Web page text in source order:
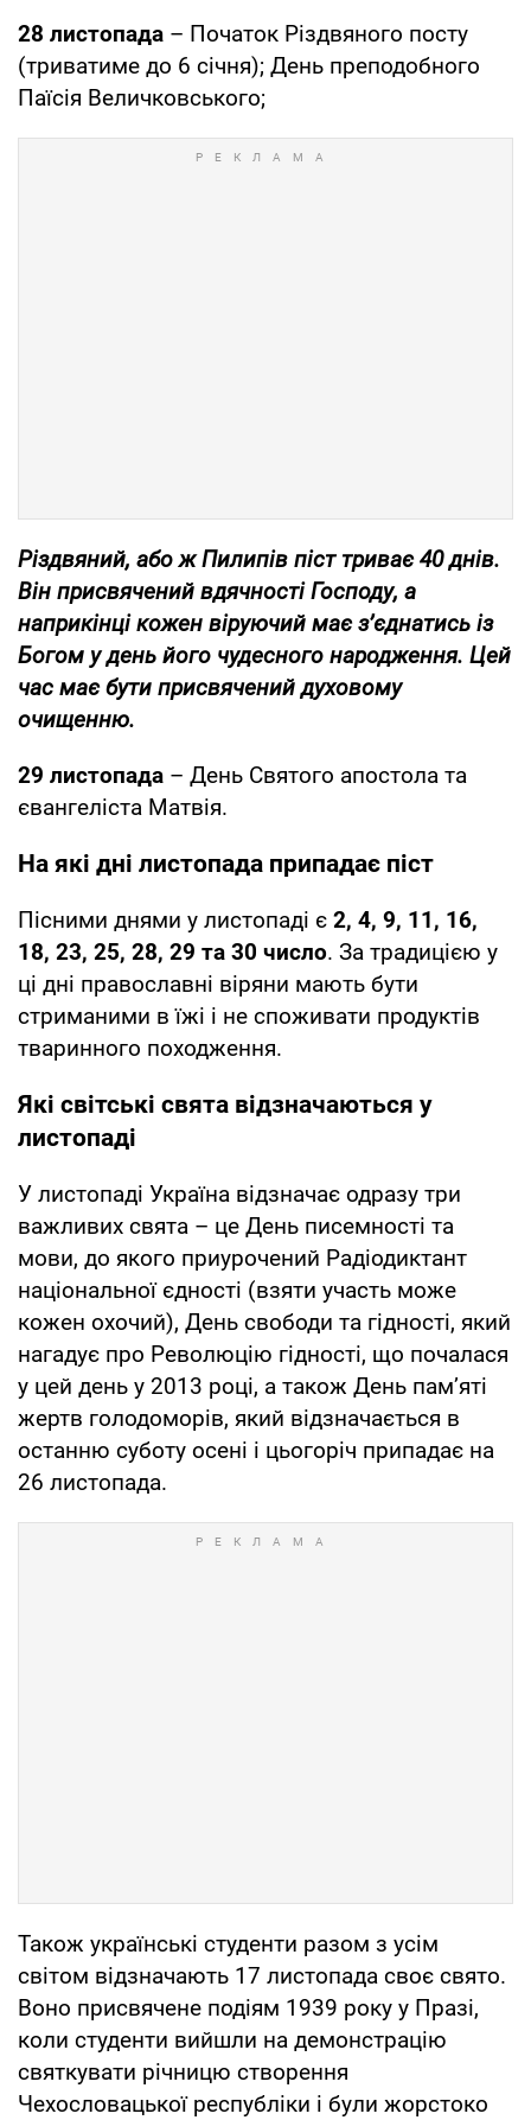
28 листопада – Початок Різдвяного посту
(триватиме до 6 січня); День преподобного
Паїсія Величковського;
Різдвяний, або ж Пилипів піст триває 40 днів.
Він присвячений вдячності Господу, а
наприкінці кожен віруючий має з’єднатись із
Богом у день його чудесного народження. Цей
час має бути присвячений духовому
очищенню.
29 листопада – День Святого апостола та
євангеліста Матвія.
На які дні листопада припадає піст
Пісними днями у листопаді є 2, 4, 9, 11, 16,
18, 23, 25, 28, 29 та 30 число. За традицією у
ці дні православні віряни мають бути
стриманими в їжі і не споживати продуктів
тваринного походження.
Які світські свята відзначаються у
листопаді
У листопаді Україна відзначає одразу три
важливих свята – це День писемності та
мови, до якого приурочений Радіодиктант
національної єдності (взяти участь може
кожен охочий), День свободи та гідності, який
нагадує про Революцію гідності, що почалася
у цей день у 2013 році, а також День пам’яті
жертв голодоморів, який відзначається в
останню суботу осені і цьогоріч припадає на
26 листопада.
Також українські студенти разом з усім
світом відзначають 17 листопада своє свято.
Воно присвячене подіям 1939 року у Празі,
коли студенти вийшли на демонстрацію
святкувати річницю створення
Чехословацької республіки і були жорстоко